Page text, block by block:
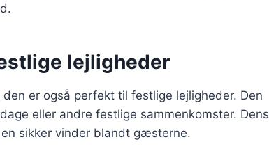
lejligheder
er også perfekt til festlige lejligheder. Den
eller andre festlige sammenkomster. Dens
sikker vinder blandt gæsterne.